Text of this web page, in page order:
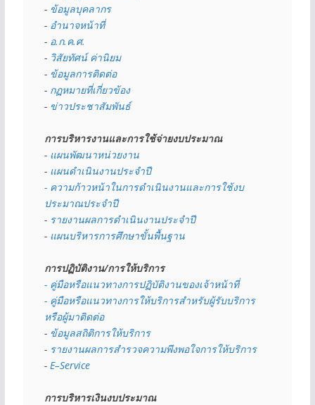
- ข้อมูลบุคลากร
- อำนาจหน้าที่
- อ.ก.ค.ศ.
- วิสัยทัศน์ ค่านิยม
- ข้อมูลการติดต่อ
- กฏหมายที่เกี่ยวข้อง
- ข่าวประชาสัมพันธ์
การบริหารงานและการใช้จ่ายงบประมาณ
- แผนพัฒนาหน่วยงาน
- แผนดำเนินงานประจำปี
- ความก้าวหน้าในการดำเนินงานและการใช้งบ
ประมาณประจำปี
- รายงานผลการดำเนินงานประจำปี
- แผนบริหารการศึกษาขั้นพื้นฐาน
การปฏิบัติงาน/การให้บริการ
- คู่มือหรือแนวทางการปฏิบัติงานของเจ้าหน้าที่
- คู่มือหรือแนวทางการให้บริการสำหรับผู้รับบริการ
หรือผู้มาติดต่อ
- ข้อมูลสถิติการให้บริการ
- รายงานผลการสำรวจความพึงพอใจการให้บริการ
- E–Service
การบริหารเงินงบประมาณ